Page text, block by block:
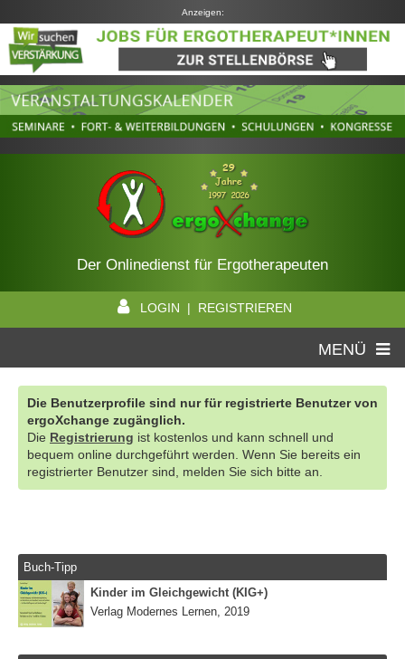
Anzeigen:
Der Onlinedienst für Ergotherapeuten
LOGIN | REGISTRIEREN
MENÜ
Die Benutzerprofile sind nur für registrierte Benutzer von
ergoXchange zugänglich.
Die Registrierung ist kostenlos und kann schnell und
bequem online durchgeführt werden. Wenn Sie bereits ein
registrierter Benutzer sind, melden Sie sich bitte an.
Buch-Tipp
Kinder im Gleichgewicht (KIG+)
Verlag Modernes Lernen, 2019